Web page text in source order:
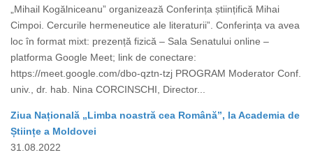
„Mihail Kogălniceanu” organizează Conferința științifică Mihai
Cimpoi. Cercurile hermeneutice ale literaturii”. Conferința va avea
loc în format mixt: prezență fizică – Sala Senatului online –
platforma Google Meet; link de conectare:
https://meet.google.com/dbo-qztn-tzj PROGRAM Moderator Conf.
univ., dr. hab. Nina CORCINSCHI, Director...
Ziua Națională „Limba noastră cea Română”, la Academia de
Științe a Moldovei
31.08.2022